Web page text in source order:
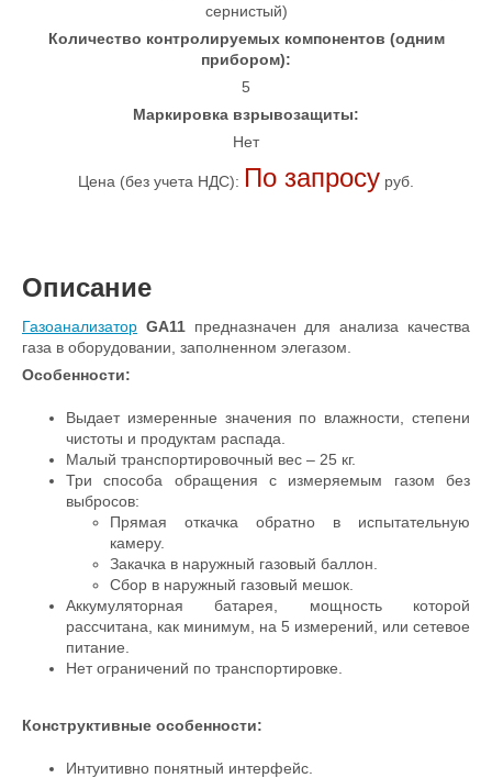
сернистый)
Количество контролируемых компонентов (одним
прибором):
5
Маркировка взрывозащиты:
Нет
Цена (без учета НДС): По запросу руб.
Описание
Газоанализатор GA11предназначен для анализа качества
газа в оборудовании, заполненном элегазом.
Особенности:
Выдает измеренные значения по влажности, степени
чистоты и продуктам распада.
Малый транспортировочный вес – 25 кг.
Три способа обращения с измеряемым газом без
выбросов:
Прямая откачка обратно в испытательную
камеру.
Закачка в наружный газовый баллон.
Сбор в наружный газовый мешок.
Аккумуляторная батарея, мощность которой
рассчитана, как минимум, на 5 измерений, или сетевое
питание.
Нет ограничений по транспортировке.
Конструктивные особенности:
Интуитивно понятный интерфейс.